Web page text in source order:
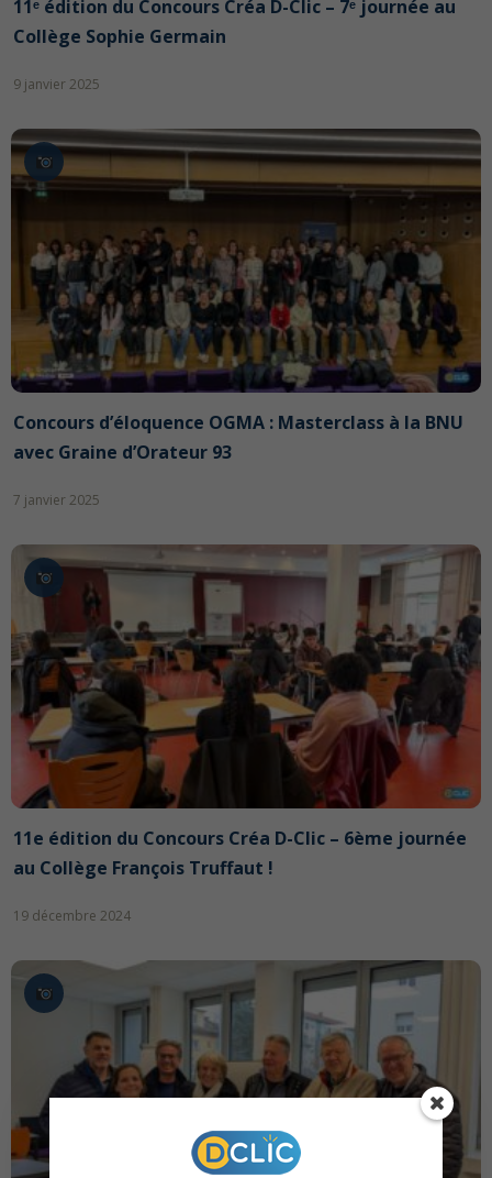
11ᵉ édition du Concours Créa D-Clic – 7ᵉ journée au
Collège Sophie Germain
9 janvier 2025
Concours d’éloquence OGMA : Masterclass à la BNU
avec Graine d’Orateur 93
7 janvier 2025
11e édition du Concours Créa D-Clic – 6ème journée
au Collège François Truffaut !
19 décembre 2024